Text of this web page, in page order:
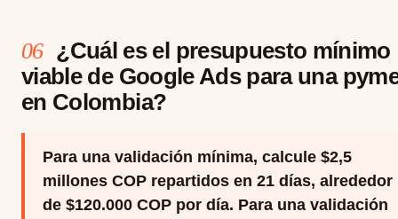
06 ¿Cuál es el presupuesto mínimo
viable de Google Ads para una
en Colombia?
Para una validación mínima, calcule $2,5
millones COP repartidos en 21 días, alrededor
de $120.000 COP por día. Para una validación